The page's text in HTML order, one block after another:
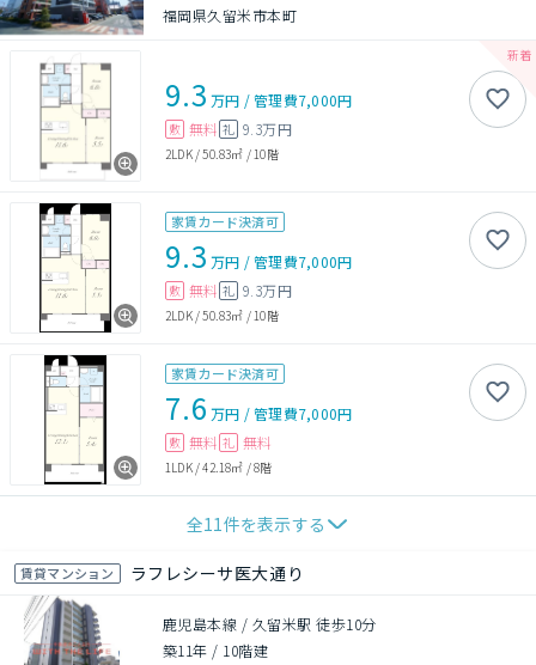
福岡県久留米市本町
9.3 万円 /管理費7,000円
敷 無料 礼 9.3万円
2LDK/50.83㎡ / 10階
家賃カード決済可
9.3 万円 /管理費7,000円
敷 無料 礼 9.3万円
2LDK/50.83㎡ /10階
家賃カード決済可
7.6 万円 /管理費7,000円
敷 無料 礼 無料
1LDK/42.18㎡ /8階
全11件を表示する
賃貸マンション ラフレシーサ医大通り
鹿児島本線 / 久留米駅 徒歩10分
築11年 / 10階建